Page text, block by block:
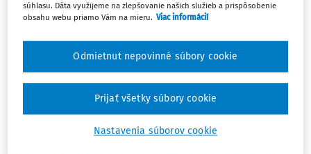
daňového nedoplatku na dani, ktorej správu obec
vykonáva, má obec niekoľko možností, akými môže túto
nepriaznivú situáciu riešiť. V príspevku sa dozviete, ako
môže obec v takejto situácii postupovať.
Ing. JUDr. Ladislav Hrtánek PhD.
/ 18 minút čítania
súhlasu. Dáta využijeme na zlepšovanie našich služieb a prispôsobenie
obsahu webu priamo Vám na mieru. Viac informácií
Nastavenia súborov cookie
Odmietnut nepovinné súbory cookie
Prijať všetky súbory cookie